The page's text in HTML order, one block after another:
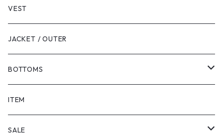
VEST
JACKET / OUTER
BOTTOMS
SHORTS
PANTS
ITEM
SALE